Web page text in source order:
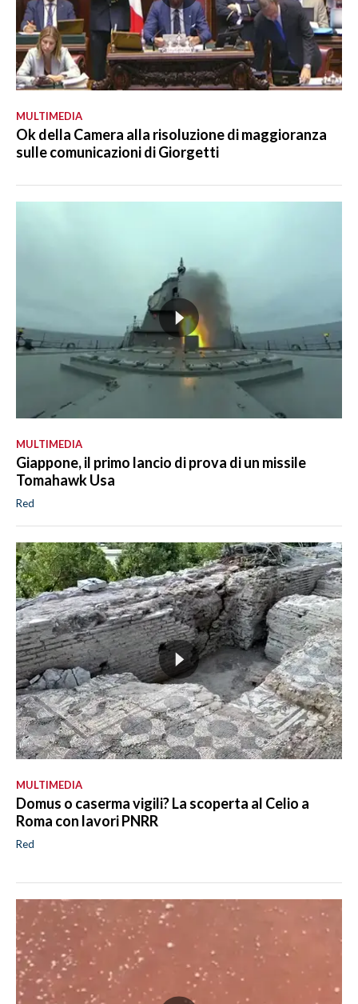
MULTIMEDIA
Ok della Camera alla risoluzione di maggioranza
sulle comunicazioni di Giorgetti
MULTIMEDIA
Giappone, il primo lancio di prova di un missile
Tomahawk Usa
Red
MULTIMEDIA
Domus o caserma vigili? La scoperta al Celio a
Roma con lavori PNRR
Red